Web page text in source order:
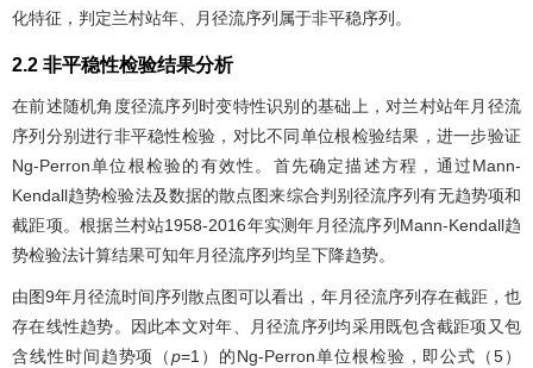
化特征，判定兰村站年、月径流序列属于非平稳序列。
2.2 非平稳性检验结果分析
在前述随机角度径流序列时变特性识别的基础上，对兰村站年月径流
序列分别进行非平稳性检验，对比不同单位根检验结果，进一步验证
Ng-Perron单位根检验的有效性。首先确定描述方程，通过Mann-
Kendall趋势检验法及数据的散点图来综合判别径流序列有无趋势项和
截距项。根据兰村站1958-2016年实测年月径流序列Mann-Kendall趋
势检验法计算结果可知年月径流序列均呈下降趋势。
由图9年月径流时间序列散点图可以看出，年月径流序列存在截距，也
存在线性趋势。因此本文对年、月径流序列均采用既包含截距项又包
含线性时间趋势项（p=1）的Ng-Perron单位根检验，即公式（5）